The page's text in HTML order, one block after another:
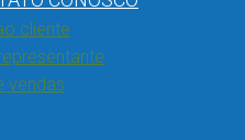
cliente
vendas